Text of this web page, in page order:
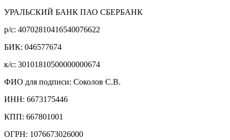
УРАЛЬСКИЙ БАНК ПАО СБЕРБАНК
р/c: 40702810416540076622
БИК: 046577674
к/c: 30101810500000000674
ФИО для подписи: Соколов С.В.
ИНН: 6673175446
КПП: 667801001
ОГРН: 1076673026000